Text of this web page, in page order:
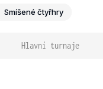
Smíšené čtyřhry
Hlavní turnaje